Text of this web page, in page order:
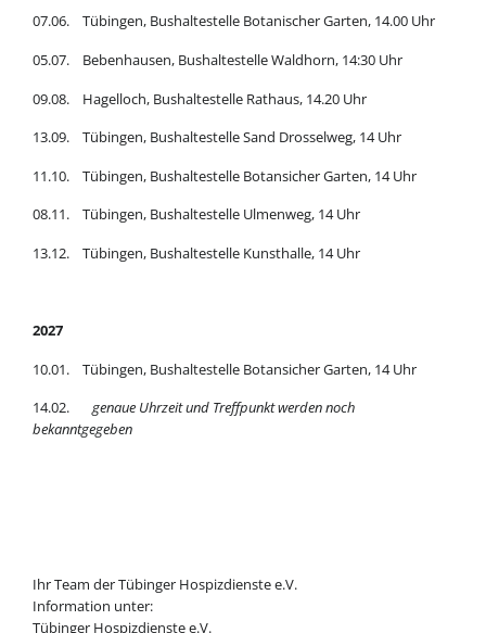
07.06. Tübingen, Bushaltestelle Botanischer Garten, 14.00 Uhr
05.07. Bebenhausen, Bushaltestelle Waldhorn, 14:30 Uhr
09.08. Hagelloch, Bushaltestelle Rathaus, 14.20 Uhr
13.09. Tübingen, Bushaltestelle Sand Drosselweg, 14 Uhr
11.10. Tübingen, Bushaltestelle Botansicher Garten, 14 Uhr
08.11. Tübingen, Bushaltestelle Ulmenweg, 14 Uhr
13.12. Tübingen, Bushaltestelle Kunsthalle, 14 Uhr
2027
10.01. Tübingen, Bushaltestelle Botansicher Garten, 14 Uhr
14.02. genaue Uhrzeit und Treffpunkt werden noch
bekanntgegeben
Ihr Team der Tübinger Hospizdienste e.V.
Information unter:
Tübinger Hospizdienste e.V.